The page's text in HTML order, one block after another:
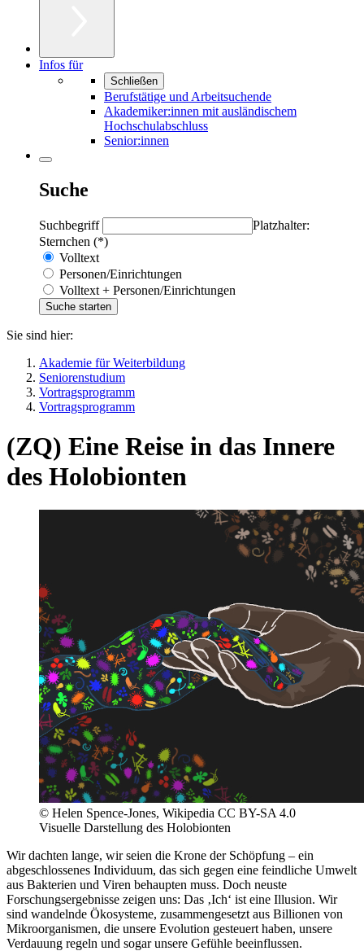
Infos für
Schließen
Berufstätige und Arbeitsuchende
Akademiker:innen mit ausländischem
Hochschulabschluss
Senior:innen
Suche
Suchbegriff
Platzhalter:
Sternchen (*)
Volltext
Personen/Einrichtungen
Volltext + Personen/Einrichtungen
Sie sind hier:
Akademie für Weiterbildung
Seniorenstudium
Vortragsprogramm
Vortragsprogramm
(ZQ) Eine Reise in das Innere
des Holobionten
© Helen Spence-Jones, Wikipedia CC BY-SA 4.0
Visuelle Darstellung des Holobionten
Wir dachten lange, wir seien die Krone der Schöpfung – ein
abgeschlossenes Individuum, das sich gegen eine feindliche Umwelt
aus Bakterien und Viren behaupten muss. Doch neuste
Forschungsergebnisse zeigen uns: Das ‚Ich‘ ist eine Illusion. Wir
sind wandelnde Ökosysteme, zusammengesetzt aus Billionen von
Mikroorganismen, die unsere Evolution gesteuert haben, unsere
Verdauung regeln und sogar unsere Gefühle beeinflussen.